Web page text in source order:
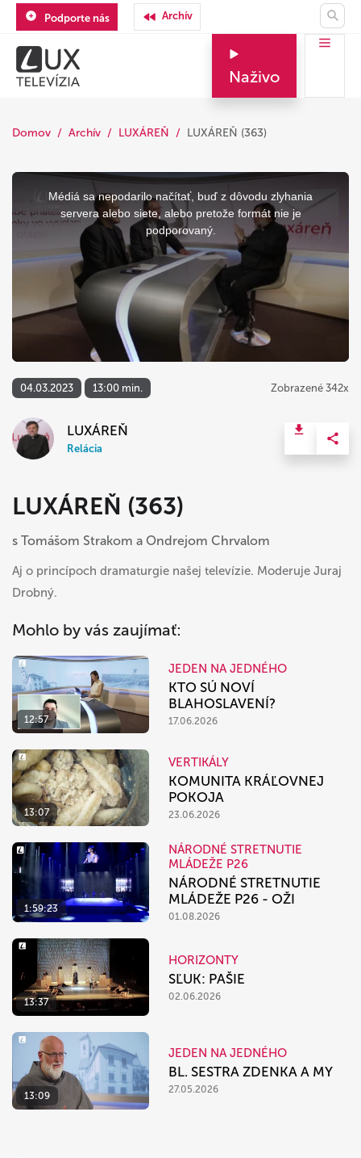
Podporte nás Archív
Naživo
Domov Archív LUXÁREŇ LUXÁREŇ (363)
This
Médiá sa nepodarilo načítať, buď z dôvodu zlyhania
servera alebo siete, alebo pretože formát nie je
podporovaný.
04.03.2023 13:00 min. Zobrazené 342x
LUXÁREŇ
Relácia
LUXÁREŇ (363)
s Tomášom Strakom a Ondrejom Chrvalom
Aj o princípoch dramaturgie našej televízie. Moderuje Juraj
Drobný.
Mohlo by vás zaujímať:
12:57
JEDEN NA JEDNÉHO
KTO SÚ NOVÍ
BLAHOSLAVENÍ?
17.06.2026
13:07
VERTIKÁLY
KOMUNITA KRÁĽOVNEJ
POKOJA
23.06.2026
1:59:23
NÁRODNÉ STRETNUTIE
MLÁDEŽE P26
NÁRODNÉ STRETNUTIE
MLÁDEŽE P26 - OŽI
01.08.2026
13:37
HORIZONTY
SĽUK: PAŠIE
02.06.2026
13:09
JEDEN NA JEDNÉHO
BL. SESTRA ZDENKA A MY
27.05.2026